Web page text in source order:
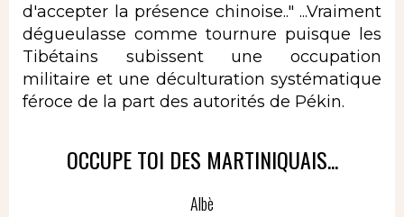
d'accepter la présence chinoise.." ...Vraiment
dégueulasse comme tournure puisque les
Tibétains subissent une occupation
militaire et une déculturation systématique
féroce de la part des autorités de Pékin.
OCCUPE TOI DES MARTINIQUAIS...
Albè